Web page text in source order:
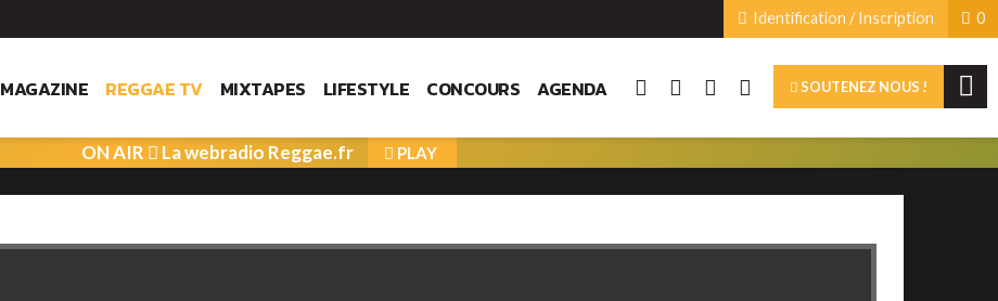
0
Identification / Inscription
MAGAZINE REGGAE TV MIXTAPES LIFESTYLE CONCOURS AGENDA SOUTENEZ NOUS !
ON AIR La webradio Reggae.fr PLAY